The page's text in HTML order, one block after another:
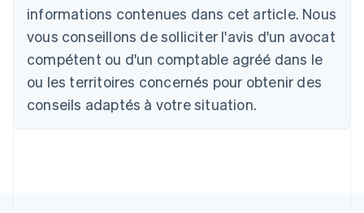
informations contenues dans cet article. Nous
vous conseillons de solliciter l'avis d'un avocat
compétent ou d'un comptable agréé dans le
ou les territoires concernés pour obtenir des
conseils adaptés à votre situation.
Brésil
Bulgarie
English
Canada
English Français
Chine continentale